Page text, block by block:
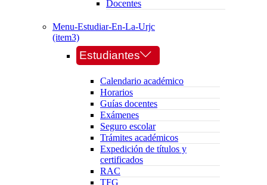
Docentes
Menu-Estudiar-En-La-Urjc
(item3)
Estudiantes
Calendario académico
Horarios
Guías docentes
Exámenes
Seguro escolar
Trámites académicos
Expedición de títulos y
certificados
RAC
TFG